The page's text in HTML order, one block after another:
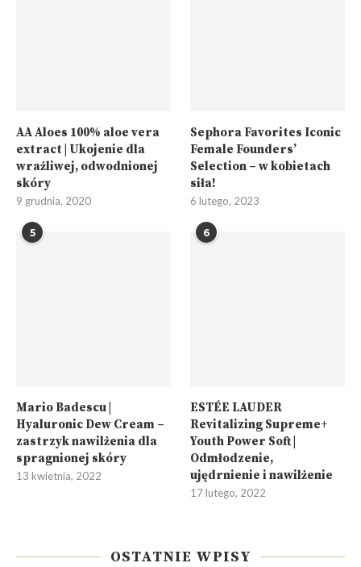
AA Aloes 100% aloe vera
extract | Ukojenie dla
wrażliwej, odwodnionej
skóry
9 grudnia, 2020
Sephora Favorites Iconic
Female Founders’
Selection – w kobietach
siła!
6 lutego, 2023
5
Mario Badescu |
Hyaluronic Dew Cream –
zastrzyk nawilżenia dla
spragnionej skóry
13 kwietnia, 2022
6
ESTÉE LAUDER
Revitalizing Supreme+
Youth Power Soft |
Odmłodzenie,
ujędrnienie i nawilżenie
17 lutego, 2022
OSTATNIE WPISY